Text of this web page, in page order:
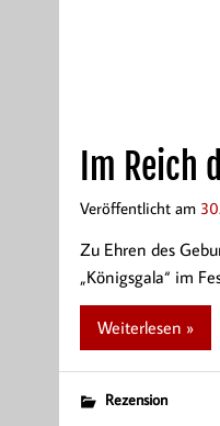
Im Reich
Veröffentlicht am
Zu Ehren des
„Königsgala“ im
Weiterlesen »
Rezension